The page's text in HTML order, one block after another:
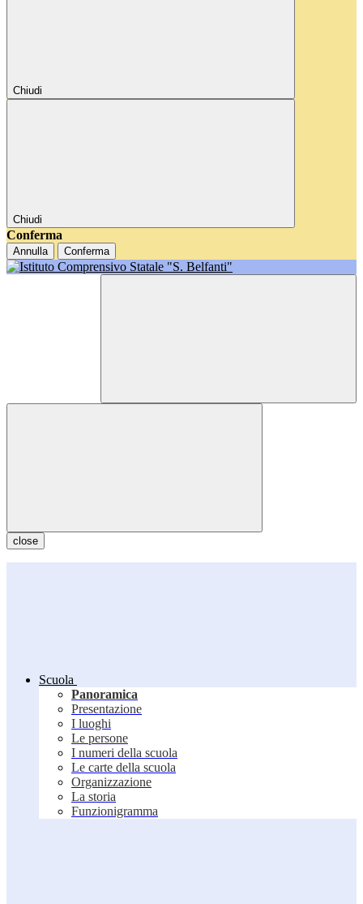
Chiudi
Chiudi
Conferma
Annulla Conferma
close
Scuola
Panoramica
Presentazione
I luoghi
Le persone
I numeri della scuola
Le carte della scuola
Organizzazione
La storia
Funzionigramma